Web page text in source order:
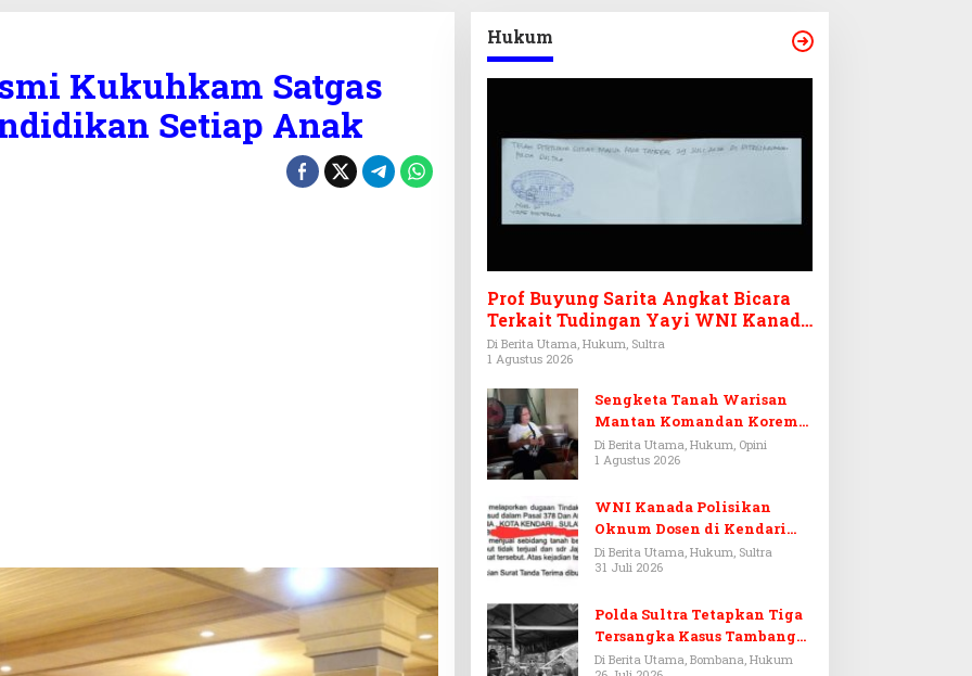
Kukuhkam Satgas
Setiap Anak
Hukum
Prof Buyung Sarita Angkat Bicara
Terkait Tudingan Yayi WNI Kanada
Ditagih Utang Rp3,6 Miliar
Di Berita Utama, Hukum, Sultra
1 Agustus 2026
Sengketa Tanah Warisan
Mantan Komandan Korem
143/HO, Ketika Warisan
Menjadi Arena Pemerasan
Di Berita Utama, Hukum, Opini
1 Agustus 2026
WNI Kanada Polisikan
Oknum Dosen di Kendari
Terkait Aset Puluhan Miliar
Di Berita Utama, Hukum, Sultra
31 Juli 2026
Polda Sultra Tetapkan Tiga
Tersangka Kasus Tambang
Emas Ilegal di Bombana
Di Berita Utama, Bombana, Hukum